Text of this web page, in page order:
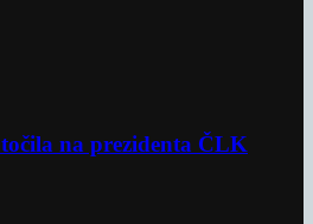
na prezidenta ČLK